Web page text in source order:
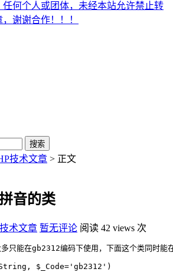
何个人或团体，未经本站允许禁止转
谢谢合作！！！
技术文章 > 正文
音的类
术文章 暂无评论 阅读 42 views 次
只能在gb2312编码下使用，下面这个类同时
$_Code='gb2312')